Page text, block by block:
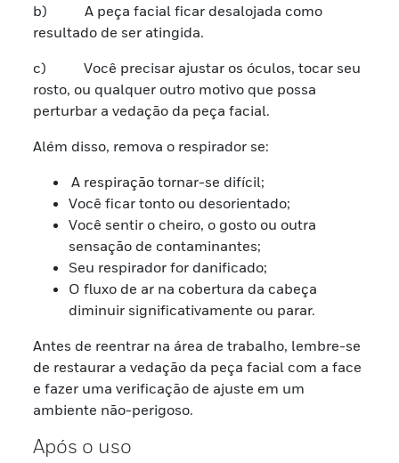
b) A peça facial ficar desalojada como
resultado de ser atingida.
c) Você precisar ajustar os óculos, tocar seu
rosto, ou qualquer outro motivo que possa
perturbar a vedação da peça facial.
Além disso, remova o respirador se:
A respiração tornar-se difícil;
Você ficar tonto ou desorientado;
Você sentir o cheiro, o gosto ou outra
sensação de contaminantes;
Seu respirador for danificado;
O fluxo de ar na cobertura da cabeça
diminuir significativamente ou parar.
Antes de reentrar na área de trabalho, lembre-se
de restaurar a vedação da peça facial com a face
e fazer uma verificação de ajuste em um
ambiente não-perigoso.
Após o uso